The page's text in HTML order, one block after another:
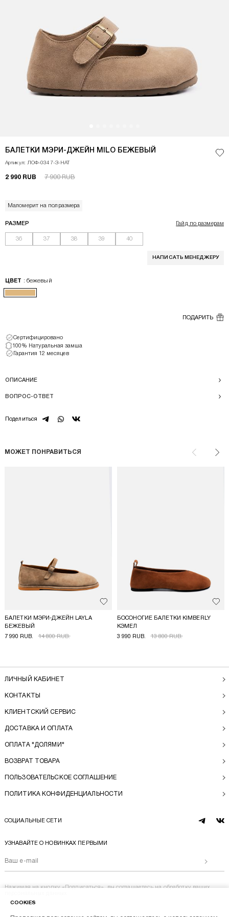
БАЛЕТКИ МЭРИ-ДЖЕЙН MILO БЕЖЕВЫЙ
<p>Балетки&nbsp;MILO - огромная любовь предстоящего сезона
Артикул: ЛОФ-0347-З-НАТ
2 990 RUB 7 900 RUB
Маломерит на полразмера
РАЗМЕР Гайд по размерам
36 37 38 39 40
НАПИСАТЬ МЕНЕДЖЕРУ
ЦВЕТ : бежевый
ПОДАРИТЬ
Сертифицировано
100% Натуральная замша
Гарантия 12 месяцев
ОПИСАНИЕ
ВОПРОС-ОТВЕТ
Поделиться telegramwhatsapp
vk
МОЖЕТ ПОНРАВИТЬСЯ
Назад
Добавить в избранное
БАЛЕТКИ МЭРИ-ДЖЕЙН LAYLA
БЕЖЕВЫЙ
7 990 RUB.
14 800 RUB.
БОСОНОГИЕ БАЛЕТКИ KIMBERLY
КЭМЕЛ
3 990 RUB.
13 800 RUB.
ЛИЧНЫЙ КАБИНЕТ
КОНТАКТЫ
КЛИЕНТСКИЙ СЕРВИС
ДОСТАВКА И ОПЛАТА
ОПЛАТА "ДОЛЯМИ"
ВОЗВРАТ ТОВАРА
ПОЛЬЗОВАТЕЛЬСКОЕ СОГЛАШЕНИЕ
ПОЛИТИКА КОНФИДЕНЦИАЛЬНОСТИ
СОЦИАЛЬНЫЕ СЕТИ
telegram
vk
УЗНАВАЙТЕ О НОВИНКАХ ПЕРВЫМИ
Нажимая на кнопку «Подписаться», вы соглашаетесь на обработку ваших
COOKIES